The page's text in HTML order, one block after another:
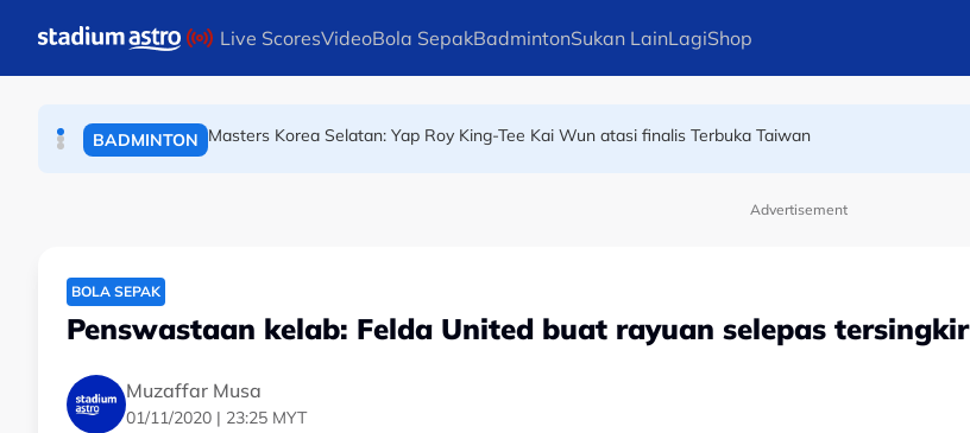
Live ScoresVideoBola SepakBadmintonSukan LainLagiShop
OLAHRAGA
BADMINTON Masters Korea Selatan: Yap Roy King-Tee Kai Wun atasi finalis Terbuka Taiwan
Advertisement
BOLA SEPAK
Penswastaan kelab: Felda United buat rayuan selepas tersingkir
Muzaffar Musa
01/11/2020 | 23:25 MYT